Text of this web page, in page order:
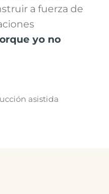
a fuerza de
yo no
asistida